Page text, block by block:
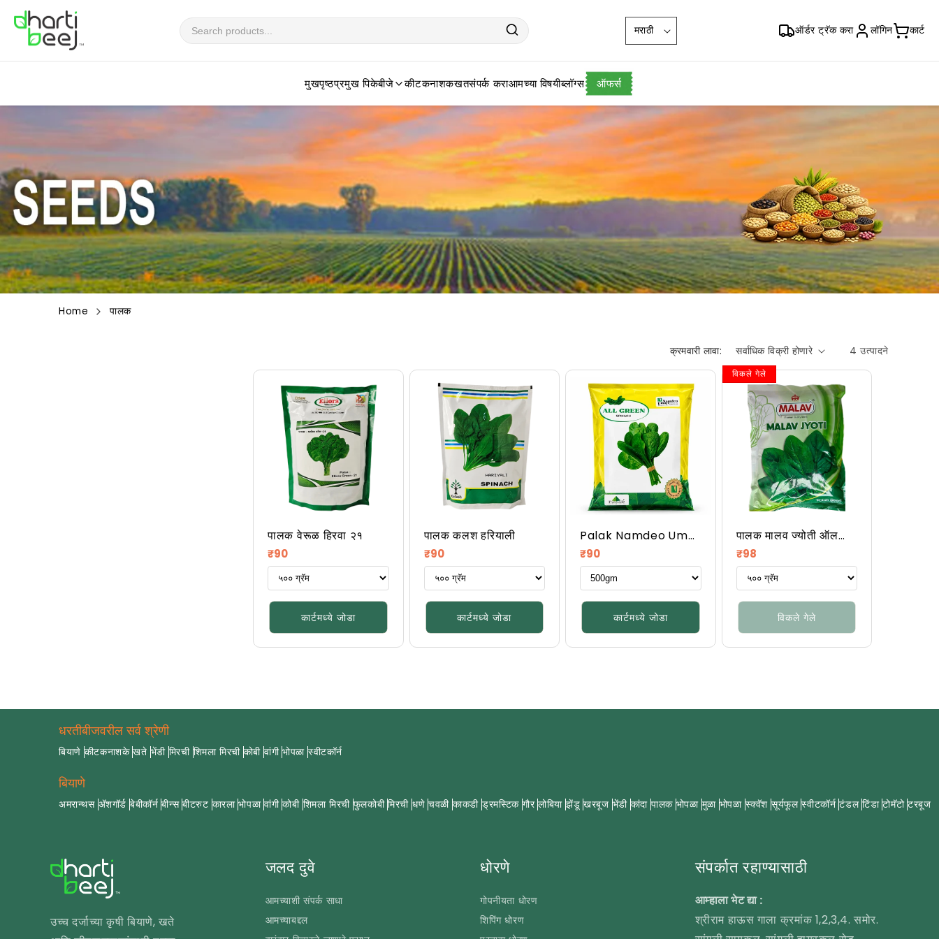
सामग्रीवर
जा
भा
षा
मराठी ऑर्डर ट्रॅक करा लॉगिन कार्ट
मुखपृष्ठप्रमुख पिकेबीजे कीटकनाशकखतसंपर्क कराआमच्या विषयीब्लॉग्स ऑफर्स
Home पालक
क्रमवारी लावा: 4 उत्पादने
पालक वेरूळ हिरवा २१
नियमित
किंमत
₹90
कार्टमध्ये जोडा
पालक कलश हरियाली
नियमित
किंमत
₹90
कार्टमध्ये जोडा
Palak Namdeo Umaji
All Green
नियमित
किंमत
₹90
कार्टमध्ये जोडा
विकले गेले
पालक मालव ज्योती ऑल
ग्रीन
नियमित
किंमत
₹98
विकले गेले
धरतीबीजवरील सर्व श्रेणी
बियाणे कीटकनाशके खते भेंडी मिरची शिमला मिरची कोबी वांगी भोपळा स्वीटकॉर्न
बियाणे
अमरान्थस अ‍ॅशगॉर्ड बेबीकॉर्न बीन्स बीटरुट कारला भोपळा वांगी कोबी शिमला मिरची फुलकोबी मिरची धणे चवळी काकडी ड्रमस्टिक गौर लोबिया झेंडू खरबूज भेंडी कांदा पालक भोपळा मुळा भोपळा स्क्वॅश सूर्यफूल स्वीटकॉर्न टंडल टिंडा टोमॅटो टरबूज
उच्च दर्जाच्या कृषी बियाणे, खते
जलद दुवे
आमच्याशी संपर्क साधा
आमच्याबद्दल
धोरणे
गोपनीयता धोरण
शिपिंग धोरण
संपर्कात रहाण्यासाठी
आम्हाला भेट द्या :
श्रीराम हाऊस गाला क्रमांक 1,2,3,4. समोर.